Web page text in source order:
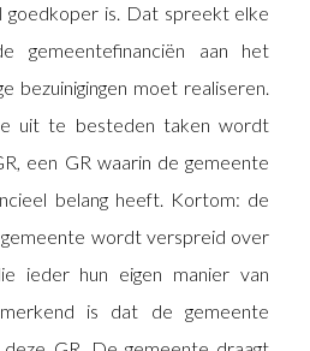
goedkoper is. Dat spreekt elke
gemeentefinanciën aan het
bezuinigingen moet realiseren.
uit te besteden taken wordt
een GR waarin de gemeente
belang heeft. Kortom: de
gemeente wordt verspreid over
ieder hun eigen manier van
is dat de gemeente